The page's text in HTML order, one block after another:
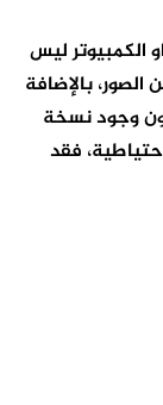
الكمبيوتر ليس
بالإضافة
وجود نسخة
فقد